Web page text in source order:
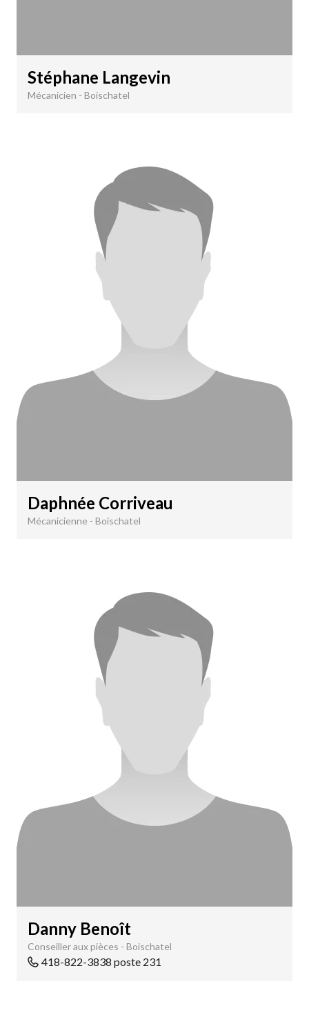
Stéphane Langevin
Mécanicien - Boischatel
Daphnée Corriveau
Mécanicienne - Boischatel
Danny Benoît
Conseiller aux pièces - Boischatel
418-822-3838 poste 231